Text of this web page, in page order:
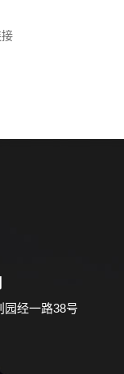
园经一路38号